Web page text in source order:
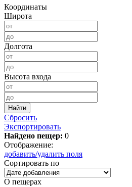
Координаты
Широта
Долгота
Высота входа
Сбросить
Экспортировать
Найдено пещер: 0
Отображение:
добавить/удалить поля
Сортировать по
О пещерах